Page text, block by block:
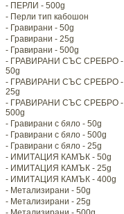
- ПЕРЛИ - 500g
- Перли тип кабошон
- Гравирани - 50g
- Гравирани - 25g
- Гравирани - 500g
- ГРАВИРАНИ СЪС СРЕБРО -
50g
- ГРАВИРАНИ СЪС СРЕБРО -
25g
- ГРАВИРАНИ СЪС СРЕБРО -
500g
- Гравирани с бяло - 50g
- Гравирани с бяло - 500g
- Гравирани с бяло - 25g
- ИМИТАЦИЯ КАМЪК - 50g
- ИМИТАЦИЯ КАМЪК - 25g
- ИМИТАЦИЯ КАМЪК - 400g
- Метализирани - 50g
- Метализирани - 25g